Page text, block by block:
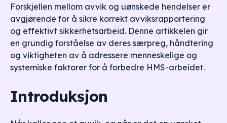
Forskjellen mellom avvik og uønskede hendelser er
avgjørende for å sikre korrekt avviksrapportering
og effektivt sikkerhetsarbeid. Denne artikkelen gir
en grundig forståelse av deres særpreg, håndtering
og viktigheten av å adressere menneskelige og
systemiske faktorer for å forbedre HMS-arbeidet.
Introduksjon